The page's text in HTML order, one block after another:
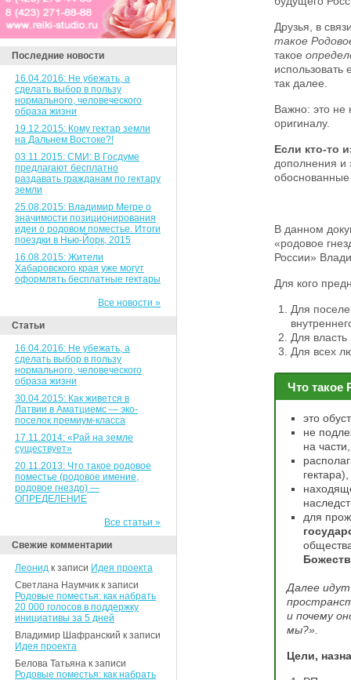
Последние новости
16.04.2016: Не убежать, а
сделать выбор в пользу
нормального, человеческого
образа жизни
19.12.2015: Кому гектар земли
на Дальнем Востоке?!
03.11.2015: СМИ: В Госдуме
предлагают бесплатно
раздавать гражданам по гектару
земли
25.08.2015: Владимир Мегре о
значимости позиционирования
идеи о родовом поместье. Итоги
поездки в Нью-Йорк, 2015
16.08.2015: Жители
Хабаровского края уже могут
оформлять бесплатные гектары
Все новости »
Статьи
16.04.2016: Не убежать, а
сделать выбор в пользу
нормального, человеческого
образа жизни
30.04.2015: Как живется в
Латвии в Аматциемс — эко-
поселок премиум-класса
17.11.2014: «Рай на земле
существует»
20.11.2013: Что такое родовое
поместье (родовое имение,
родовое гнездо) —
ОПРЕДЕЛЕНИЕ
Все статьи »
Свежие комментарии
Леонид к записи Идея проекта
Светлана Наумчик к записи
Родовые поместья: как набрать
20 000 голосов в поддержку
инициативы за 5 дней
Владимир Шафранский к записи
Идея проекта
Белова Татьяна к записи
Родовые поместья: как набрать
Друзья, в
такое
такое
использовать
так далее.
Важно: это не
оригиналу.
Если кто-то
дополнения
В данном
«родовое
России»
Для кого
Для
Для власть
Для всех
Что такое
это
не
на части,
гектара),
для
Далее
и почему
мы?».
Цели,